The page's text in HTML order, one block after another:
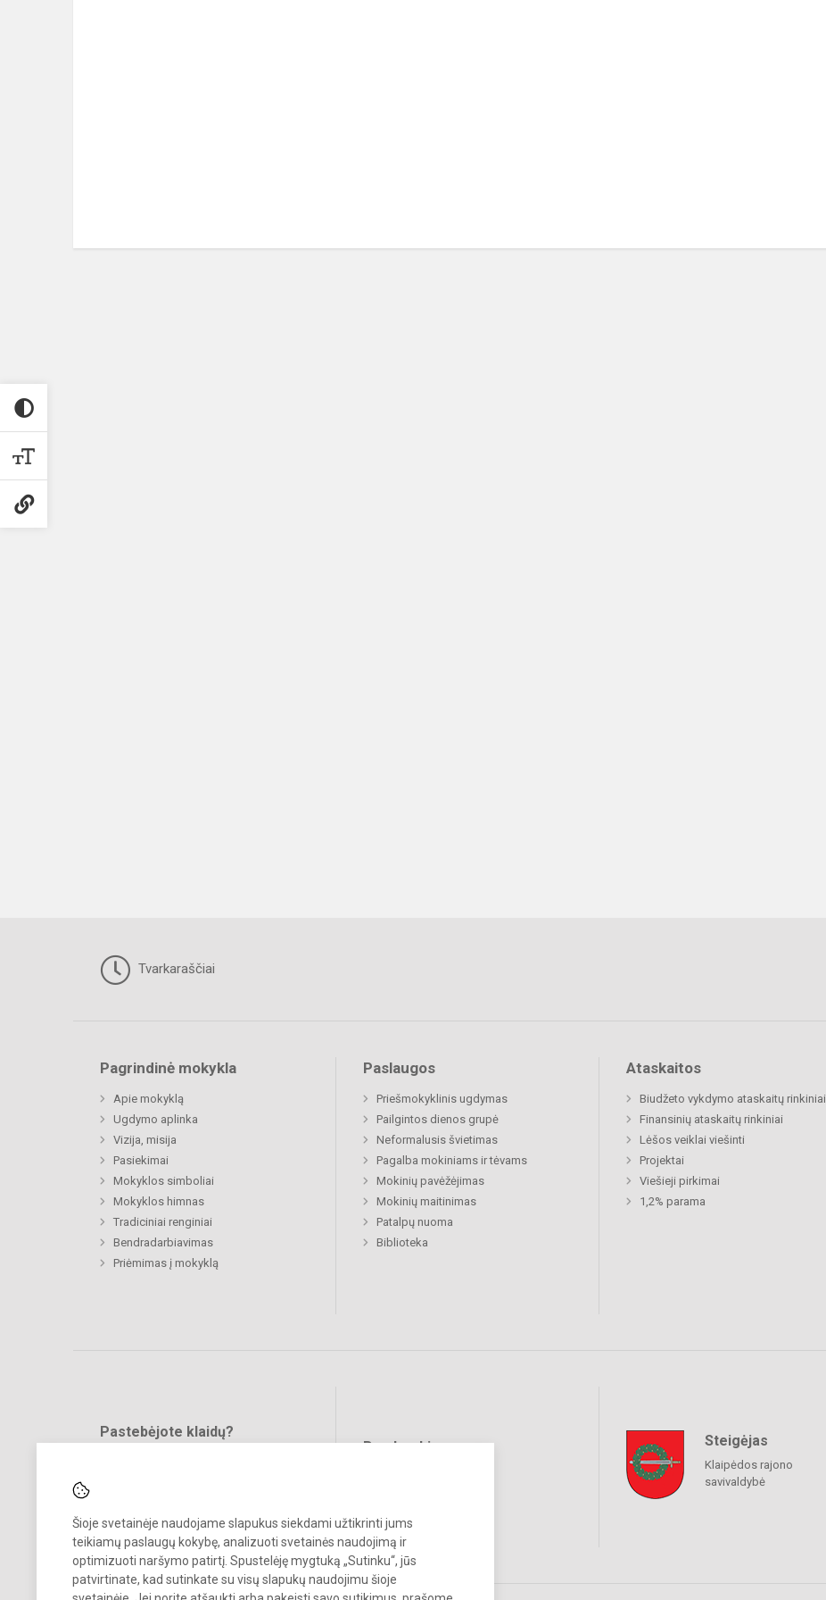
Šioje svetainėje naudojame slapukus siekdami užtikrinti jums
teikiamų paslaugų kokybę, analizuoti svetainės naudojimą ir
optimizuoti naršymo patirtį. Spustelėję mygtuką „Sutinku“, jūs
patvirtinate, kad sutinkate su visų slapukų naudojimu šioje
Tvarkaraščiai
Pagrindinė mokykla
Apie mokyklą
Ugdymo aplinka
Vizija, misija
Pasiekimai
Mokyklos simboliai
Mokyklos himnas
Tradiciniai renginiai
Bendradarbiavimas
Priėmimas į mokyklą
Paslaugos
Priešmokyklinis ugdymas
Pailgintos dienos grupė
Neformalusis švietimas
Pagalba mokiniams ir tėvams
Mokinių pavėžėjimas
Mokinių maitinimas
Patalpų nuoma
Biblioteka
Ataskaitos
Biudžeto vykdymo ataskaitų rinkiniai
Finansinių ataskaitų rinkiniai
Lėšos veiklai viešinti
Projektai
Viešieji pirkimai
1,2% parama
Pastebėjote klaidų?
Bendraukime Steigėjas
Klaipėdos rajono
savivaldybė